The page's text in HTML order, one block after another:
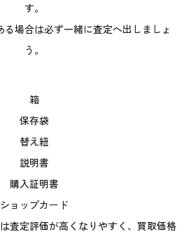
す。
る場合は必ず一緒に査定へ出しましょ
う。
箱
保存袋
替え紐
説明書
購入証明書
ショップカード
査定評価が高くなりやすく、買取価格